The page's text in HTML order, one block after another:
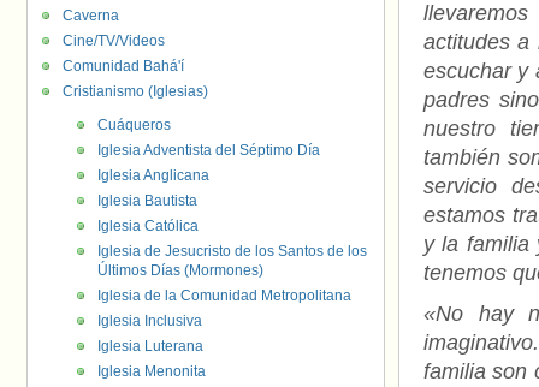
actitudes a
escuchar y
padres
nuestro
también
servicio
estamos
y la familia
tenemos
«No hay
familia son
Caverna
Cine/TV/Videos
Comunidad Bahá'í
Cristianismo (Iglesias)
Cuáqueros
Iglesia Adventista del Séptimo Día
Iglesia Anglicana
Iglesia Bautista
Iglesia Católica
Iglesia de Jesucristo de los Santos de los
Últimos Días (Mormones)
Iglesia de la Comunidad Metropolitana
Iglesia Inclusiva
Iglesia Luterana
Iglesia Menonita